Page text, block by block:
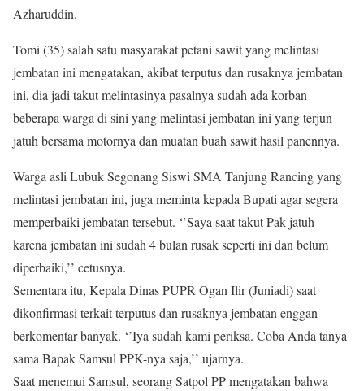
Azharuddin.
Tomi (35) salah satu masyarakat petani sawit yang melintasi
jembatan ini mengatakan, akibat terputus dan rusaknya jembatan
ini, dia jadi takut melintasinya pasalnya sudah ada korban
beberapa warga di sini yang melintasi jembatan ini yang terjun
jatuh bersama motornya dan muatan buah sawit hasil panennya.
Warga asli Lubuk Segonang Siswi SMA Tanjung Rancing yang
melintasi jembatan ini, juga meminta kepada Bupati agar segera
memperbaiki jembatan tersebut. ‘’Saya saat takut Pak jatuh
karena jembatan ini sudah 4 bulan rusak seperti ini dan belum
diperbaiki,’’ cetusnya.
Sementara itu, Kepala Dinas PUPR Ogan Ilir (Juniadi) saat
dikonfirmasi terkait terputus dan rusaknya jembatan enggan
berkomentar banyak. ‘’Iya sudah kami periksa. Coba Anda tanya
sama Bapak Samsul PPK-nya saja,’’ ujarnya.
Saat menemui Samsul, seorang Satpol PP mengatakan bahwa